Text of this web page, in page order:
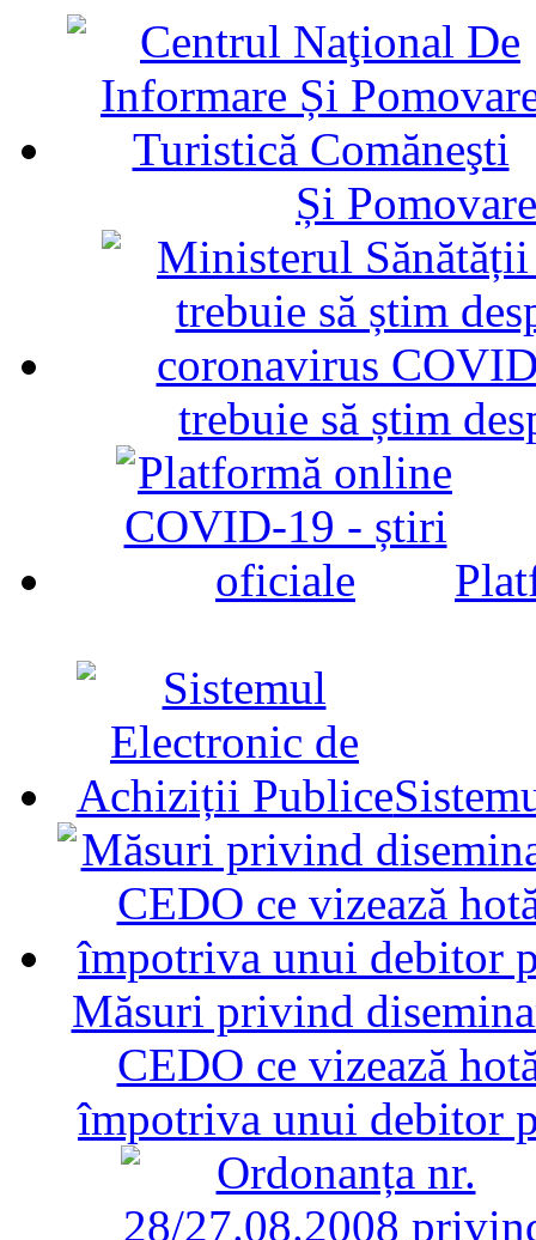
Și
trebuie să știm
Măsuri privind
CEDO ce vizează
împotriva unui debitor